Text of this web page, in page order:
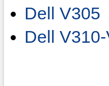
Dell V305
Dell